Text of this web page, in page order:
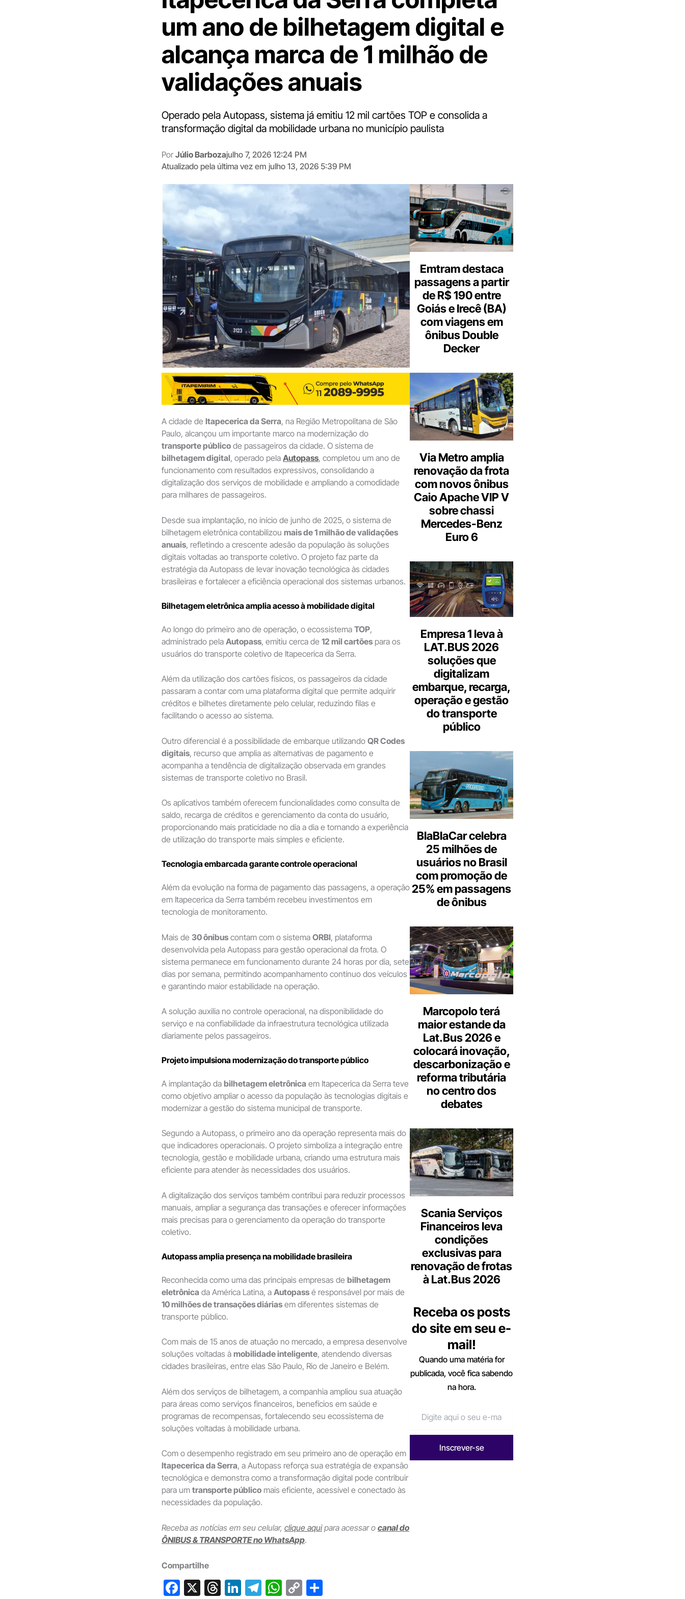
um ano de bilhetagem digital e
alcança marca de 1 milhão de
validações anuais
Operado pela Autopass, sistema já emitiu 12 mil cartões TOP e consolida a
transformação digital da mobilidade urbana no município paulista
Por Júlio Barbozajulho 7, 2026 12:24 PM
Atualizado pela última vez em julho 13, 2026 5:39 PM
A cidade de Itapecerica da Serra, na Região Metropolitana de São
Paulo, alcançou um importante marco na modernização do
transporte público de passageiros da cidade. O sistema de
bilhetagem digital, operado pela Autopass, completou um ano de
funcionamento com resultados expressivos, consolidando a
digitalização dos serviços de mobilidade e ampliando a comodidade
para milhares de passageiros.
Desde sua implantação, no início de junho de 2025, o sistema de
bilhetagem eletrônica contabilizou mais de 1 milhão de validações
anuais, refletindo a crescente adesão da população às soluções
digitais voltadas ao transporte coletivo. O projeto faz parte da
estratégia da Autopass de levar inovação tecnológica às cidades
brasileiras e fortalecer a eficiência operacional dos sistemas urbanos.
Bilhetagem eletrônica amplia acesso à mobilidade digital
Ao longo do primeiro ano de operação, o ecossistema TOP,
administrado pela Autopass, emitiu cerca de 12 mil cartões para os
usuários do transporte coletivo de Itapecerica da Serra.
Além da utilização dos cartões físicos, os passageiros da cidade
passaram a contar com uma plataforma digital que permite adquirir
créditos e bilhetes diretamente pelo celular, reduzindo filas e
facilitando o acesso ao sistema.
Outro diferencial é a possibilidade de embarque utilizando QR Codes
digitais, recurso que amplia as alternativas de pagamento e
acompanha a tendência de digitalização observada em grandes
sistemas de transporte coletivo no Brasil.
Os aplicativos também oferecem funcionalidades como consulta de
saldo, recarga de créditos e gerenciamento da conta do usuário,
proporcionando mais praticidade no dia a dia e tornando a experiência
de utilização do transporte mais simples e eficiente.
Tecnologia embarcada garante controle operacional
Além da evolução na forma de pagamento das passagens, a operação
em Itapecerica da Serra também recebeu investimentos em
tecnologia de monitoramento.
Mais de 30 ônibus contam com o sistema ORBI, plataforma
desenvolvida pela Autopass para gestão operacional da frota. O
sistema permanece em funcionamento durante 24 horas por dia, sete
dias por semana, permitindo acompanhamento contínuo dos veículos
e garantindo maior estabilidade na operação.
A solução auxilia no controle operacional, na disponibilidade do
serviço e na confiabilidade da infraestrutura tecnológica utilizada
diariamente pelos passageiros.
Projeto impulsiona modernização do transporte público
A implantação da bilhetagem eletrônica em Itapecerica da Serra teve
como objetivo ampliar o acesso da população às tecnologias digitais e
modernizar a gestão do sistema municipal de transporte.
Segundo a Autopass, o primeiro ano da operação representa mais do
que indicadores operacionais. O projeto simboliza a integração entre
tecnologia, gestão e mobilidade urbana, criando uma estrutura mais
eficiente para atender às necessidades dos usuários.
A digitalização dos serviços também contribui para reduzir processos
manuais, ampliar a segurança das transações e oferecer informações
mais precisas para o gerenciamento da operação do transporte
coletivo.
Autopass amplia presença na mobilidade brasileira
Reconhecida como uma das principais empresas de bilhetagem
eletrônica da América Latina, a Autopass é responsável por mais de
10 milhões de transações diárias em diferentes sistemas de
transporte público.
Com mais de 15 anos de atuação no mercado, a empresa desenvolve
soluções voltadas à mobilidade inteligente, atendendo diversas
cidades brasileiras, entre elas São Paulo, Rio de Janeiro e Belém.
Além dos serviços de bilhetagem, a companhia ampliou sua atuação
para áreas como serviços financeiros, benefícios em saúde e
programas de recompensas, fortalecendo seu ecossistema de
soluções voltadas à mobilidade urbana.
Com o desempenho registrado em seu primeiro ano de operação em
Itapecerica da Serra, a Autopass reforça sua estratégia de expansão
tecnológica e demonstra como a transformação digital pode contribuir
para um transporte público mais eficiente, acessível e conectado às
necessidades da população.
Receba as notícias em seu celular, clique aquipara acessar o canal do
ÔNIBUS & TRANSPORTE no WhatsApp.
Compartilhe
F
X
T
Li
T
W C
Emtram destaca
passagens a partir
de R$ 190 entre
Goiás e Irecê (BA)
com viagens em
ônibus Double
Decker
Via Metro amplia
renovação da frota
com novos ônibus
Caio Apache VIP V
sobre chassi
Mercedes-Benz
Euro 6
Empresa 1 leva à
LAT.BUS 2026
soluções que
digitalizam
embarque, recarga,
operação e gestão
do transporte
público
BlaBlaCar celebra
25 milhões de
usuários no Brasil
com promoção de
25% em passagens
de ônibus
Marcopolo terá
maior estande da
Lat.Bus 2026 e
colocará inovação,
descarbonização e
reforma tributária
no centro dos
debates
Scania Serviços
Financeiros leva
condições
exclusivas para
renovação de frotas
à Lat.Bus 2026
Receba os posts
do site em seu e-
mail!
Quando uma matéria for
publicada, você fica sabendo
na hora.
Digite
aqui
o
seu
mail
Inscrever-se